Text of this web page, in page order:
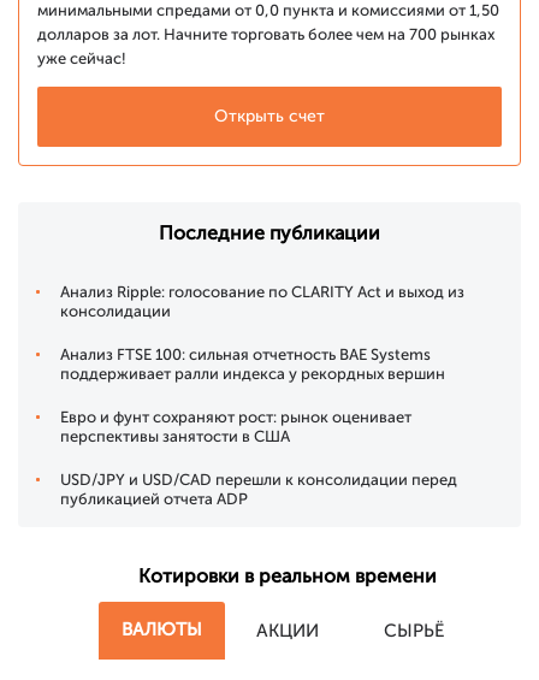
минимальными спредами от 0,0 пункта и комиссиями от 1,50
долларов за лот. Начните торговать более чем на 700 рынках
уже сейчас!
Открыть счет
Последние публикации
Анализ Ripple: голосование по CLARITY Act и выход из
консолидации
Анализ FTSE 100: сильная отчетность BAE Systems
поддерживает ралли индекса у рекордных вершин
Евро и фунт сохраняют рост: рынок оценивает
перспективы занятости в США
USD/JPY и USD/CAD перешли к консолидации перед
публикацией отчета ADP
Котировки в реальном времени
ВАЛЮТЫ АКЦИИ СЫРЬЁ